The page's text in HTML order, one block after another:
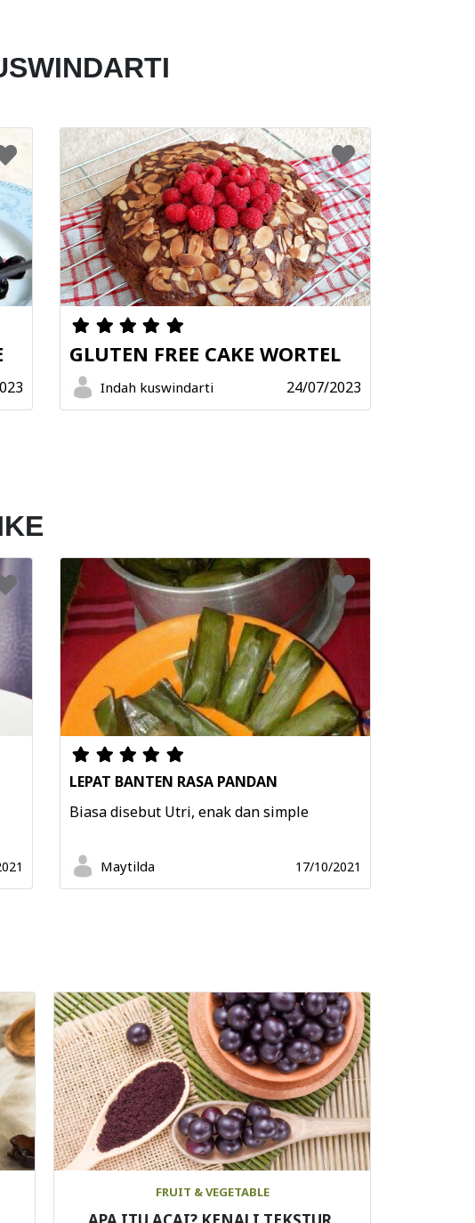
GLUTEN FREE CAKE WORTEL
Indah kuswindarti 24/07/2023
LEPAT BANTEN RASA PANDAN
Biasa disebut Utri, enak dan simple
Maytilda 17/10/2021
FRUIT & VEGETABLE